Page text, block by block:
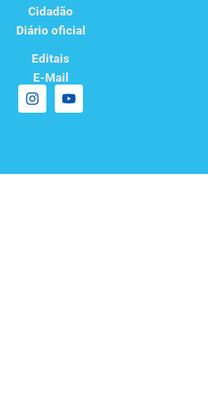
Cidadão
Diário oficial
Editais
E-Mail